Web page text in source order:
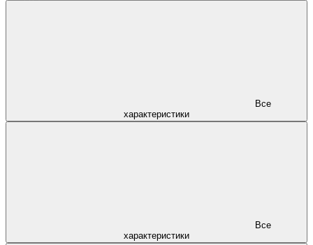
характеристики
характеристики